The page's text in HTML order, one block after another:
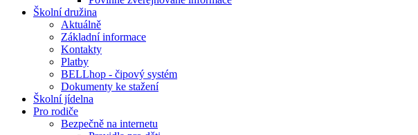
Školní družina
Aktuálně
Základní informace
Kontakty
Platby
BELLhop - čipový systém
Dokumenty ke stažení
Školní jídelna
Pro rodiče
Bezpečně na internetu